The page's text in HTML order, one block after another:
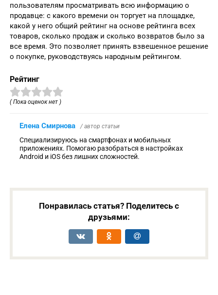
пользователям просматривать всю информацию о
продавце: с какого времени он торгует на площадке,
какой у него общий рейтинг на основе рейтинга всех
товаров, сколько продаж и сколько возвратов было за
все время. Это позволяет принять взвешенное решение
о покупке, руководствуясь народным рейтингом.
Рейтинг
( Пока оценок нет )
Елена Смирнова / автор статьи
Специализируюсь на смартфонах и мобильных
приложениях. Помогаю разобраться в настройках
Android и iOS без лишних сложностей.
Понравилась статья? Поделитесь с
друзьями: